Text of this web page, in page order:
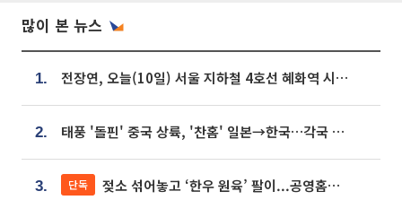
많이 본 뉴스
1. 전장연, 오늘(10일) 서울 지하철 4호선 혜화역 시위…1호선 용산역 무정차
2. 태풍 '돌핀' 중국 상륙, '찬홈' 일본→한국…각국 기상청 예상 경로는?
3. 단독 젖소 섞어놓고 ‘한우 원육’ 팔이...공영홈쇼핑 표기·검증 구멍